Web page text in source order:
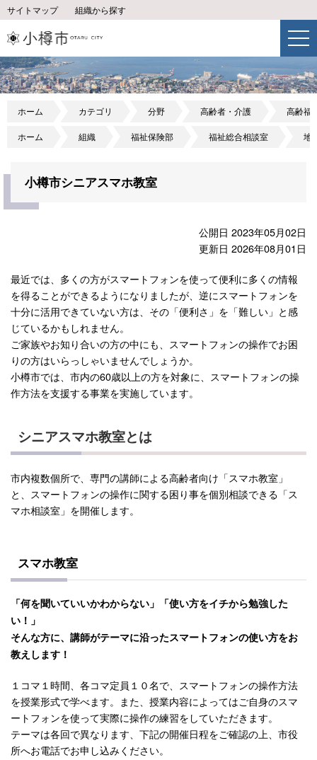
サイトマップ 組織から探す
ホーム カテゴリ 分野 高齢者・介護 高齢福
ホーム 組織 福祉保険部 福祉総合相談室 地
小樽市シニアスマホ教室
公開日 2023年05月02日
更新日 2026年08月01日
最近では、多くの方がスマートフォンを使って便利に多くの情報
を得ることができるようになりましたが、逆にスマートフォンを
十分に活用できていない方は、その「便利さ」を「難しい」と感
じているかもしれません。
ご家族やお知り合いの方の中にも、スマートフォンの操作でお困
りの方はいらっしゃいませんでしょうか。
小樽市では、市内の60歳以上の方を対象に、スマートフォンの操
作方法を支援する事業を実施しています。
シニアスマホ教室とは
市内複数個所で、専門の講師による高齢者向け「スマホ教室」
と、スマートフォンの操作に関する困り事を個別相談できる「ス
マホ相談室」を開催します。
スマホ教室
「何を聞いていいかわからない」「使い方をイチから勉強した
い！」
そんな方に、講師がテーマに沿ったスマートフォンの使い方をお
教えします！
１コマ１時間、各コマ定員１０名で、スマートフォンの操作方法
を授業形式で学べます。また、授業内容によってはご自身のスマ
ートフォンを使って実際に操作の練習をしていただきます。
テーマは各回で異なります、下記の開催日程をご確認の上、市役
所へお電話でお申し込みください。